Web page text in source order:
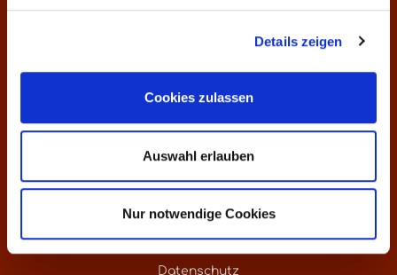
Details zeigen
Cookies zulassen
Auswahl erlauben
Nur notwendige Cookies
Kontakt
Informationen
Preisliste
Weinankauf
Datenschutz